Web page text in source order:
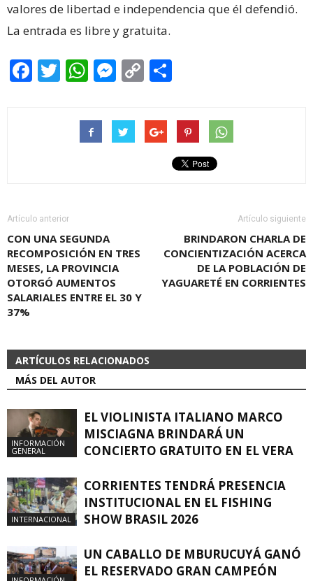
valores de libertad e independencia que él defendió.
La entrada es libre y gratuita.
Facebook
Twitter
WhatsApp
Messenger
Copy
Artículo anterior
CON UNA SEGUNDA
RECOMPOSICIÓN EN TRES
MESES, LA PROVINCIA
OTORGÓ AUMENTOS
SALARIALES ENTRE EL 30 Y
37%
Artículo siguiente
BRINDARON CHARLA DE
CONCIENTIZACIÓN ACERCA
DE LA POBLACIÓN DE
YAGUARETÉ EN CORRIENTES
ARTÍCULOS RELACIONADOS
MÁS DEL AUTOR
INFORMACIÓN
GENERAL
EL VIOLINISTA ITALIANO MARCO
MISCIAGNA BRINDARÁ UN
CONCIERTO GRATUITO EN EL VERA
INTERNACIONAL
CORRIENTES TENDRÁ PRESENCIA
INSTITUCIONAL EN EL FISHING
SHOW BRASIL 2026
UN CABALLO DE MBURUCUYÁ GANÓ
EL RESERVADO GRAN CAMPEÓN